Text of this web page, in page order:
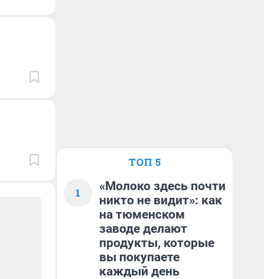
ТОП 5
1
«Молоко здесь почти
никто не видит»: как
на тюменском
заводе делают
продукты, которые
вы покупаете
каждый день